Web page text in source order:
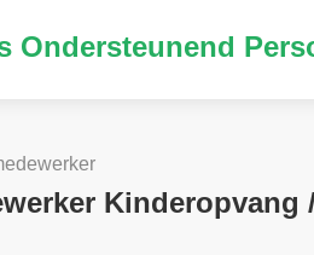
Ondersteunend